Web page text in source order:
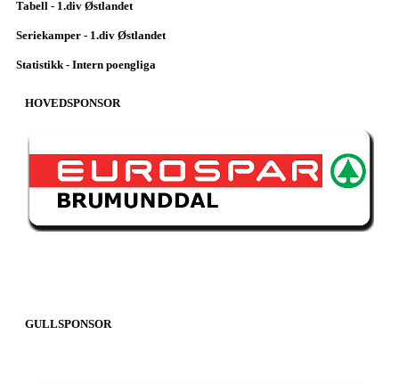
Tabell - 1.div Østlandet
Seriekamper - 1.div Østlandet
Statistikk - Intern poengliga
HOVEDSPONSOR
GULLSPONSOR